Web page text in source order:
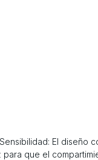
El diseño
para que el